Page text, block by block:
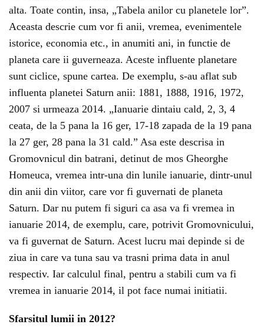
alta. Toate contin, insa, „Tabela anilor cu planetele lor”.
Aceasta descrie cum vor fi anii, vremea, evenimentele
istorice, economia etc., in anumiti ani, in functie de
planeta care ii guverneaza. Aceste influente planetare
sunt ciclice, spune cartea. De exemplu, s-au aflat sub
influenta planetei Saturn anii: 1881, 1888, 1916, 1972,
2007 si urmeaza 2014. „Ianuarie dintaiu cald, 2, 3, 4
ceata, de la 5 pana la 16 ger, 17-18 zapada de la 19 pana
la 27 ger, 28 pana la 31 cald.” Asa este descrisa in
Gromovnicul din batrani, detinut de mos Gheorghe
Homeuca, vremea intr-una din lunile ianuarie, dintr-unul
din anii din viitor, care vor fi guvernati de planeta
Saturn. Dar nu putem fi siguri ca asa va fi vremea in
ianuarie 2014, de exemplu, care, potrivit Gromovnicului,
va fi guvernat de Saturn. Acest lucru mai depinde si de
ziua in care va tuna sau va trasni prima data in anul
respectiv. Iar calculul final, pentru a stabili cum va fi
vremea in ianuarie 2014, il pot face numai initiatii.
Sfarsitul lumii in 2012?